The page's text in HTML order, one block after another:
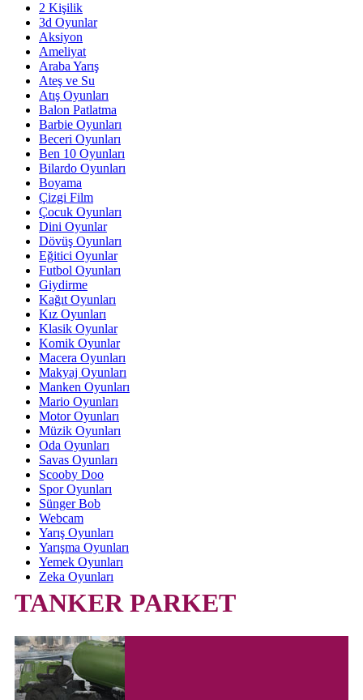
2 Kişilik
3d Oyunlar
Aksiyon
Ameliyat
Araba Yarış
Ateş ve Su
Atış Oyunları
Balon Patlatma
Barbie Oyunları
Beceri Oyunları
Ben 10 Oyunları
Bilardo Oyunları
Boyama
Çizgi Film
Çocuk Oyunları
Dini Oyunlar
Dövüş Oyunları
Eğitici Oyunlar
Futbol Oyunları
Giydirme
Kağıt Oyunları
Kız Oyunları
Klasik Oyunlar
Komik Oyunlar
Macera Oyunları
Makyaj Oyunları
Manken Oyunları
Mario Oyunları
Motor Oyunları
Müzik Oyunları
Oda Oyunları
Savas Oyunları
Scooby Doo
Spor Oyunları
Sünger Bob
Webcam
Yarış Oyunları
Yarışma Oyunları
Yemek Oyunları
Zeka Oyunları
TANKER PARKET